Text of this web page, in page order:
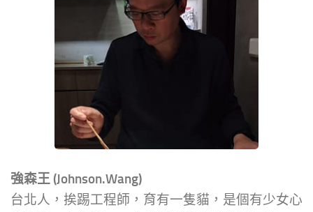
強森王 (Johnson.Wang)
台北人，挨踢工程師，育有一隻貓，是個有少女心